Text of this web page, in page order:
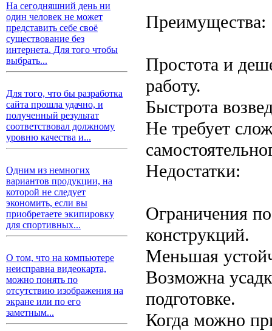
На сегодняшний день ни
один человек не может
представить себе своё
существование без
интернета. Для того чтобы
выбрать...
Для того, что бы разработка
сайта прошла удачно, и
полученный результат
соответствовал должному
уровню качества и...
Одним из немногих
вариантов продукции, на
которой не следует
экономить, если вы
приобретаете экипировку
для спортивных...
О том, что на компьютере
неисправна видеокарта,
можно понять по
отсутствию изображения на
экране или по его
заметным...
Преимущества:
Простота и
работу.
Быстрота
Не требует
Недостатки:
Ограничения
конструкций.
Меньшая
Возможна
подготовке.
Когда можно